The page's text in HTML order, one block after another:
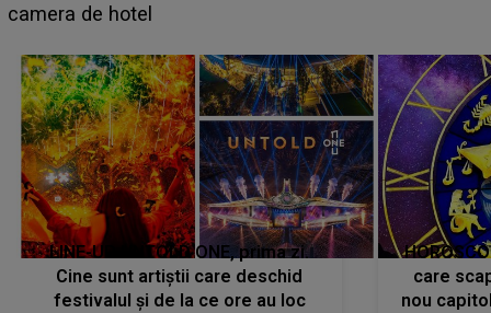
faptului împlinit, A RECUNOSCUT IMEDIAT: "Am
LINE-UP UNTOLD ONE, prima zi.
Cine sunt artiștii care deschid
festivalul și de la ce ore au loc
care
nou